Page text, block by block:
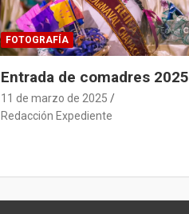
FOTOGRAFÍA
Entrada de comadres 2025
11 de marzo de 2025
Redacción Expediente